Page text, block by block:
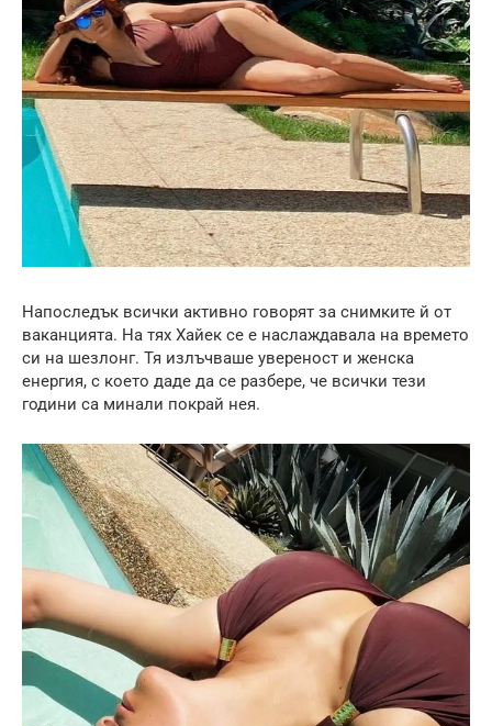
Напоследък всички активно говорят за снимките й от
ваканцията. На тях Хайек се е наслаждавала на времето
си на шезлонг. Тя излъчваше увереност и женска
енергия, с което даде да се разбере, че всички тези
години са минали покрай нея.